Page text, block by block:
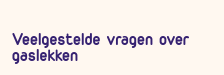
Veelgestelde vragen over
gaslekken